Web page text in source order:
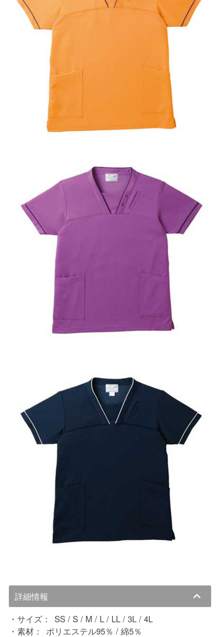
詳細情報
サイズ：
SS / S / M / L / LL / 3L / 4L
素材：
ポリエステル95％ / 綿5％